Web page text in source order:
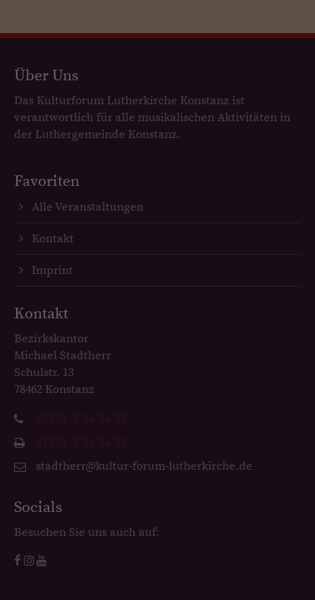
Über Uns
Das Kulturforum Lutherkirche Konstanz ist
verantwortlich für alle musikalischen Aktivitäten in
der Luthergemeinde Konstanz.
Favoriten
Alle Veranstaltungen
Kontakt
Imprint
Kontakt
Bezirkskantor
Michael Stadtherr
Schulstr. 13
78462 Konstanz
stadtherr@kultur-forum-lutherkirche.de
Socials
Besuchen Sie uns auch auf: